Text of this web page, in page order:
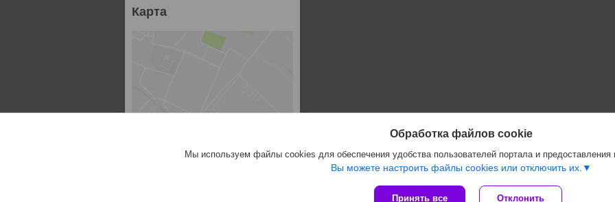
Карта
Сайт создан на платформе Deal.by
Обработка файлов cookie
Мы используем файлы cookies для обеспечения удобства пользователей портала и предоставления
Вы можете настроить файлы cookies или отключить их.
Принять все Отклонить